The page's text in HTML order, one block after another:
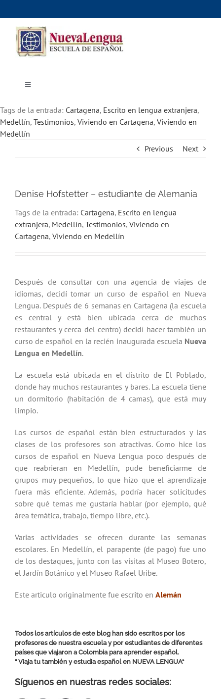
to
content
Toggle
Cursos
Dónde estudiar
Alojamiento
Contáctanos
Tags de la entrada: Cartagena, Escrito en lengua extranjera,
Medellín, Testimonios, Viviendo en Cartagena, Viviendo en
Medellín
Previous
Next
Denise Hofstetter – estudiante de Alemania
Tags de la entrada: Cartagena, Escrito en lengua
extranjera, Medellín, Testimonios, Viviendo en
Cartagena, Viviendo en Medellín
Después de consultar con una agencia de viajes de
idiomas, decidí tomar un curso de español en Nueva
Lengua. Después de 6 semanas en Cartagena (la escuela
es central y está bien ubicada cerca de muchos
restaurantes y cerca del centro) decidí hacer también un
curso de español en la recién inaugurada escuela Nueva
Lengua en Medellín.
La escuela está ubicada en el distrito de El Poblado,
donde hay muchos restaurantes y bares. La escuela tiene
un dormitorio (habitación de 4 camas), que está muy
limpio.
Los cursos de español están bien estructurados y las
clases de los profesores son atractivas. Como hice los
cursos de español en Nueva Lengua poco después de
que reabrieran en Medellín, pude beneficiarme de
grupos muy pequeños, lo que hizo que el aprendizaje
fuera más eficiente. Además, podría hacer solicitudes
sobre qué temas me gustaría hablar (por ejemplo, qué
área temática, trabajo, tiempo libre, etc.).
Varias actividades se ofrecen durante las semanas
escolares. En Medellín, el parapente (de pago) fue uno
de los destaques, junto con las visitas al Museo Botero,
el Jardín Botánico y el Museo Rafael Uribe.
Este articulo originalmente fue escrito en Alemán
Todos los artículos de este blog han sido escritos por los
profesores de nuestra escuela y por estudiantes de diferentes
países que viajaron a Colombia para aprender español.
“ Viaja tu también y estudia español en NUEVA LENGUA“
Síguenos en nuestras redes sociales: